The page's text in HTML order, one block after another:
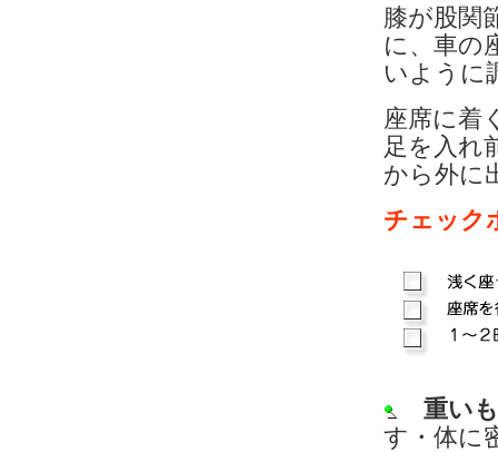
膝が股関
に、車の
いように
座席に着
足を入れ
から外に
チェック
重い
す・体に